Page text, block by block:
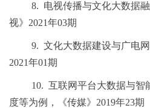
8. 电视传播与文化大数据
视》 2021年03期
9. 文化大数据建设与广电
2021年01期
10. 互联网平台大数据与智
度等为例，《传媒》 2019年23期